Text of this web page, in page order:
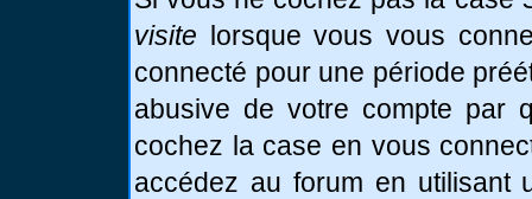
visite lorsque vous vous
connecté pour une période
abusive de votre compte par
cochez la case en vous
accédez au forum en utilisant